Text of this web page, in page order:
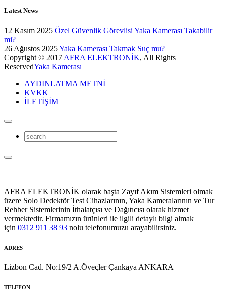
Latest News
12 Kasım 2025 Özel Güvenlik Görevlisi Yaka Kamerası Takabilir
mi?
26 Ağustos 2025Yaka Kamerası Takmak Suç mu?
Copyright © 2017 AFRA ELEKTRONİK, All Rights
ReservedYaka Kamerası
AYDINLATMA METNİ
KVKK
İLETİŞİM
AFRA ELEKTRONİK olarak başta Zayıf Akım Sistemleri olmak
üzere Solo Dedektör Test Cihazlarının, Yaka Kameralarının ve Tur
Rehber Sistemlerinin İthalatçısı ve Dağıtıcısı olarak hizmet
vermektedir. Firmamızın ürünleri ile ilgili detaylı bilgi almak
için 0312 911 38 93 nolu telefonumuzu arayabilirsiniz.
ADRES
Lizbon Cad. No:19/2 A.Öveçler Çankaya ANKARA
TELEFON